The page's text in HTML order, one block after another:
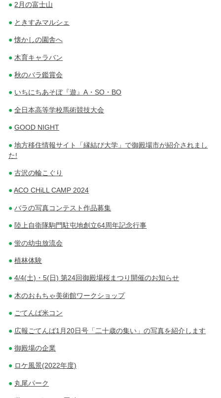
2月の富士山
ときすみマルシェ
懐かしの園舎へ
木育キャラバン
秋のバラ鑑賞会
いちにちあそぼ『遊』A・SO・BO
全日本高等学校馬術競技大会
GOOD NIGHT
地方移住情報サイト「縁結び大学」で御殿場市が紹介されまし
た!
古沢の輪こぐり
ACO CHiLL CAMP 2024
バラの写真コンテスト作品募集
陸上自衛隊駒門駐屯地創立64周年記念行事
蛍の幼虫放流会
植林体験
4/4(土)・5(日) 第24回御殿場桜まつり開催のお知らせ
木のおもちゃ美術館ワークショップ
ごてんば米コン
広報ごてんば1月20日号「二十歳の集い」の写真を紹介します
御殿場の企業
ロケ風景(2022年度)
丸尾パーク